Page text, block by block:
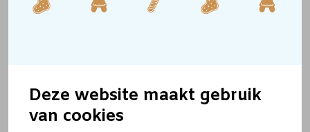
Deze website maakt gebruik
van cookies